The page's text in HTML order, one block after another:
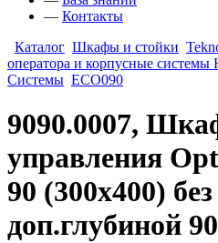
— Контакты
Каталог Шкафы и стойки
оператора и корпусные системы
Системы ECO090
9090.0007,
управления
90 (300х400)
доп.глубиной